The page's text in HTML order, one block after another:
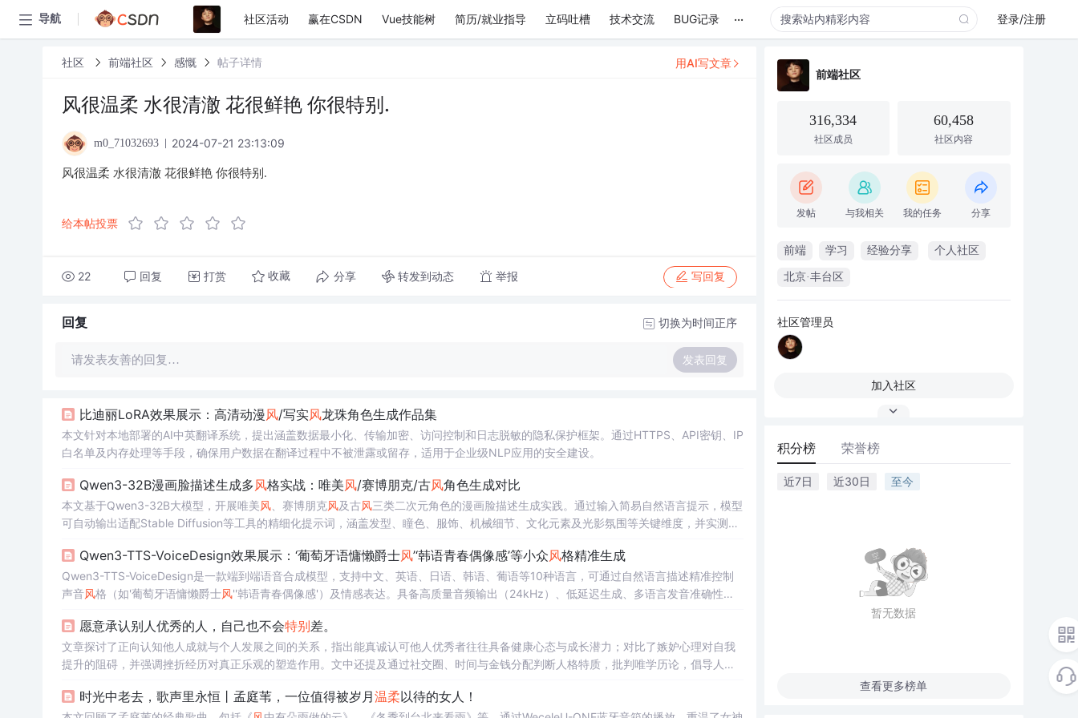
导航 社区活动 赢在CSDN Vue技能树 简历/就业指导 立码吐槽 技术交流 BUG记录 ... 登录/注册
社区 前端社区 感慨 帖子详情
风很温柔 水很清澈 花很鲜艳 你很特别.
m0_71032693 2024-07-21 23:13:09
风很温柔 水很清澈 花很鲜艳 你很特别.
给本帖投票
22 回复 打赏 收藏 分享 转发到动态 举报 写回复
用AI写文章
回复 切换为时间正序
请发表友善的回复… 发表回复
比迪丽LoRA效果展示：高清动漫风/写实风龙珠角色生成作品集
本文针对本地部署的AI中英翻译系统，提出涵盖数据最小化、传输加密、访问控制和日志脱敏的隐私保护框架。通过HTTPS、API密钥、IP
白名单及内存处理等手段，确保用户数据在翻译过程中不被泄露或留存，适用于企业级NLP应用的安全建设。
Qwen3-32B漫画脸描述生成多风格实战：唯美风/赛博朋克/古风角色生成对比
本文基于Qwen3-32B大模型，开展唯美风、赛博朋克风及古风三类二次元角色的漫画脸描述生成实践。通过输入简易自然语言提示，模型
可自动输出适配Stable Diffusion等工具的精细化提示词，涵盖发型、瞳色、服饰、机械细节、文化元素及光影氛围等关键维度，并实测验
Qwen3-TTS-VoiceDesign效果展示：‘葡萄牙语慵懒爵士风’‘韩语青春偶像感’等小众风格精准生成
Qwen3-TTS-VoiceDesign是一款端到端语音合成模型，支持中文、英语、日语、韩语、葡语等10种语言，可通过自然语言描述精准控制
声音风格（如'葡萄牙语慵懒爵士风''韩语青春偶像感'）及情感表达。具备高质量音频输出（24kHz）、低延迟生成、多语言发音准确性与
愿意承认别人优秀的人，自己也不会特别差。
文章探讨了正向认知他人成就与个人发展之间的关系，指出能真诚认可他人优秀者往往具备健康心态与成长潜力；对比了嫉妒心理对自我
提升的阻碍，并强调挫折经历对真正乐观的塑造作用。文中还提及通过社交圈、时间与金钱分配判断人格特质，批判唯学历论，倡导人情
时光中老去，歌声里永恒丨孟庭苇，一位值得被岁月温柔以待的女人！
前端社区
316,334
社区成员
60,458
社区内容
发帖 与我相关 我的任务 分享
前端 学习 经验分享 个人社区
北京·丰台区
社区管理员
加入社区
积分榜 荣誉榜
近7日 近30日 至今
暂无数据
查看更多榜单